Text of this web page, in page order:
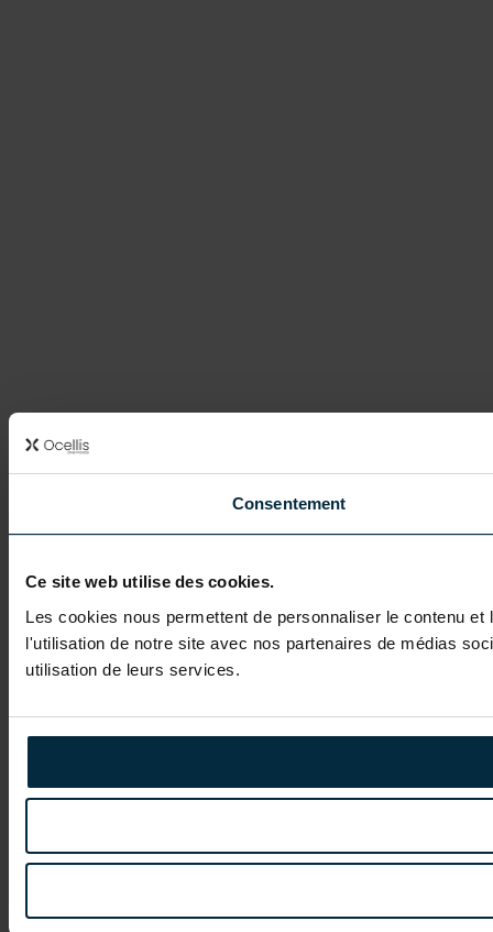
Consentement
Ce site web utilise des cookies.
Les cookies nous permettent de personnaliser le contenu
l'utilisation de notre site avec nos partenaires de médias
utilisation de leurs services.